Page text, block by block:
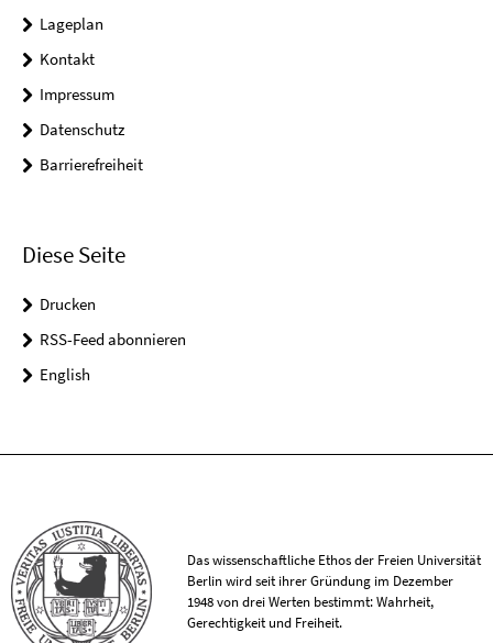
Lageplan
Kontakt
Impressum
Datenschutz
Barrierefreiheit
Diese Seite
Drucken
RSS-Feed abonnieren
English
Das wissenschaftliche Ethos der Freien Universität
Berlin wird seit ihrer Gründung im Dezember
1948 von drei Werten bestimmt: Wahrheit,
Gerechtigkeit und Freiheit.